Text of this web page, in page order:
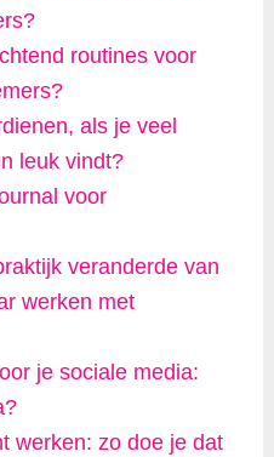
routines voor
als je veel
leuk vindt?
voor
veranderde van
werken met
je sociale media:
werken: zo doe je dat